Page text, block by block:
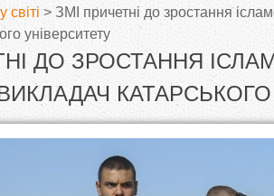
світі > ЗМІ причетні до зростання
університету
ДО ЗРОСТАННЯ